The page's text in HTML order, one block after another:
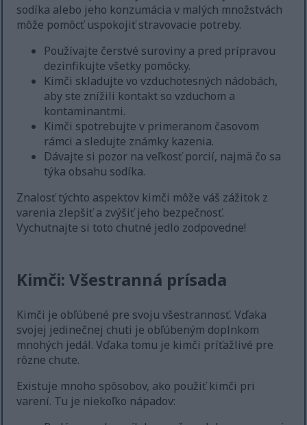
sodíka alebo jeho konzumácia v malých množstvách
môže pomôcť uspokojiť stravovacie potreby.
Používajte čerstvé suroviny a pred prípravou
dezinfikujte všetky pomôcky.
Kimči skladujte vo vzduchotesných nádobách,
aby ste znížili kontakt so vzduchom a
kontaminantmi.
Kimči spotrebujte v primeranom časovom
rámci a sledujte známky kazenia.
Dávajte si pozor na veľkosť porcií, najmä čo sa
týka obsahu sodíka.
Znalosť týchto aspektov kimči môže váš zážitok z
varenia zlepšiť a zvýšiť jeho bezpečnosť.
Vychutnajte si toto chutné jedlo zodpovedne!
Kimči: Všestranná prísada
Kimči je obľúbené pre svoju všestrannosť. Vďaka
svojej jedinečnej chuti je obľúbeným doplnkom
mnohých jedál. Vďaka tomu je kimči príťažlivé pre
rôzne chute.
Existuje mnoho spôsobov, ako použiť kimči pri
varení. Tu je niekoľko nápadov: